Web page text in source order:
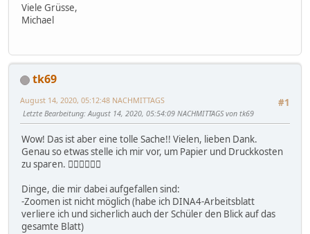
Viele Grüsse,
Michael
tk69
#1
August 14, 2020, 05:12:48 NACHMITTAGS
Letzte Bearbeitung: August 14, 2020, 05:54:09 NACHMITTAGS von tk69
Wow! Das ist aber eine tolle Sache!! Vielen, lieben Dank.
Genau so etwas stelle ich mir vor, um Papier und Druckkosten
zu sparen. 👍🏼👍🏼👍🏼
Dinge, die mir dabei aufgefallen sind:
-Zoomen ist nicht möglich (habe ich DINA4-Arbeitsblatt
verliere ich und sicherlich auch der Schüler den Blick auf das
gesamte Blatt)